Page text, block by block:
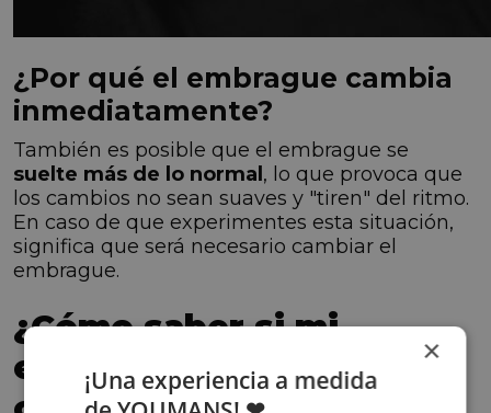
¿Por qué el embrague cambia
inmediatamente?
También es posible que el embrague se
suelte más de lo normal, lo que provoca que
los cambios no sean suaves y "tiren" del ritmo.
En caso de que experimentes esta situación,
significa que será necesario cambiar el
embrague.
¿Cómo saber si mi
embrague no funciona
×
¡Una experiencia a medida